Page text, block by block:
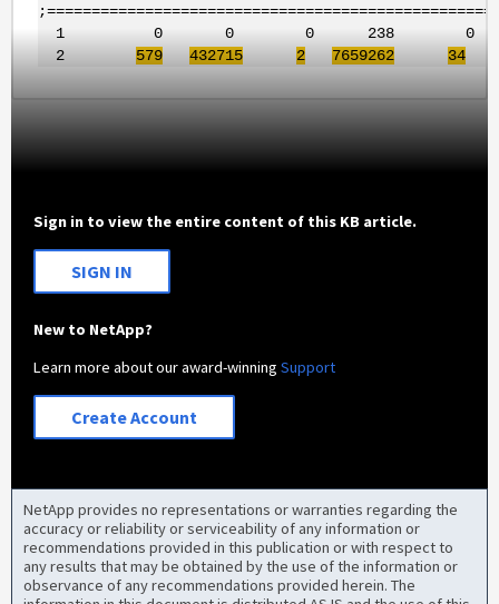
1 0 0 0 238 0
2 579 432715 2 7659262 34
Sign in to view the entire content of this KB article.
SIGN IN
New to NetApp?
Learn more about our award-winningSupport
Create Account
NetApp provides no representations or warranties regarding the
accuracy or reliability or serviceability of any information or
recommendations provided in this publication or with respect to
any results that may be obtained by the use of the information or
observance of any recommendations provided herein. The